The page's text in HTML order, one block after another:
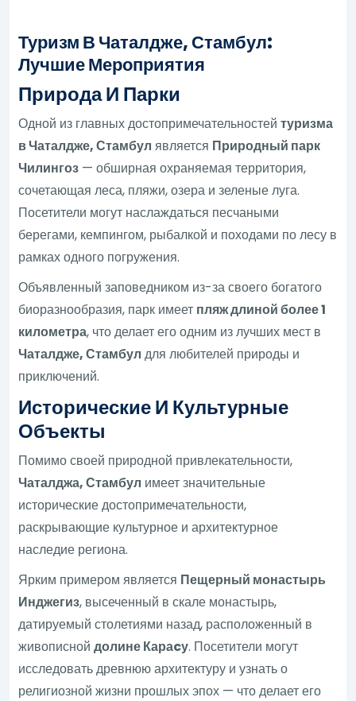
Туризм В Чаталдже, Стамбул:
Лучшие Мероприятия
Природа И Парки
Одной из главных достопримечательностейтуризма
в Чаталдже, Стамбул является Природный парк
Чилингоз — обширная охраняемая территория,
сочетающая леса, пляжи, озера и зеленые луга.
Посетители могут наслаждаться песчаными
берегами, кемпингом, рыбалкой и походами по лесу в
рамках одного погружения.
Объявленный заповедником из-за своего богатого
биоразнообразия, парк имеет пляж длиной более 1
километра, что делает его одним из лучших мест в
Чаталдже, Стамбул для любителей природы и
приключений.
Исторические И Культурные
Объекты
Помимо своей природной привлекательности,
Чаталджа, Стамбул имеет значительные
исторические достопримечательности,
раскрывающие культурное и архитектурное
наследие региона.
Ярким примером является Пещерный монастырь
Инджегиз, высеченный в скале монастырь,
датируемый столетиями назад, расположенный в
живописнойдолине Караcу. Посетители могут
исследовать древнюю архитектуру и узнать о
религиозной жизни прошлых эпох — что делает его